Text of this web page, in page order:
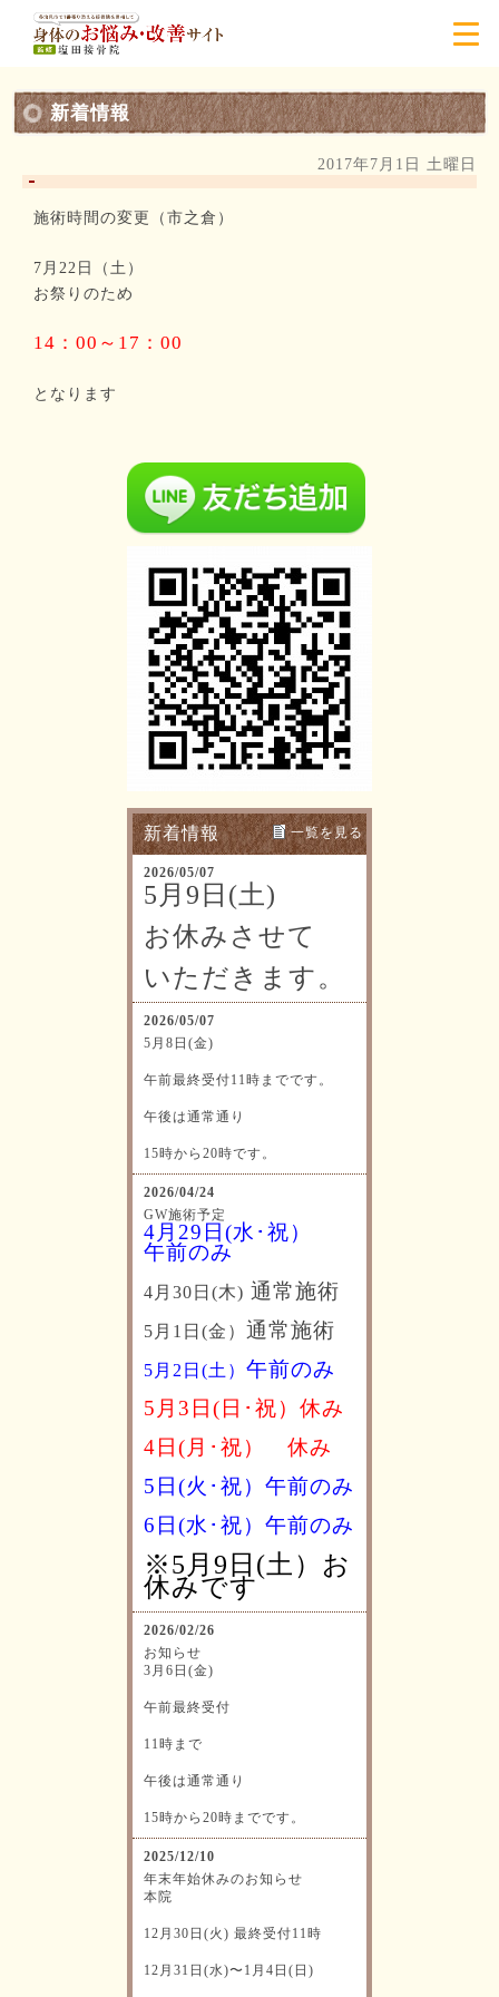
新着情報
2017年7月1日 土曜日
施術時間の変更（市之倉）
7月22日（土）
お祭りのため
14：00～17：00
となります
新着情報 一覧を見る
2026/05/07
5月9日(土)
お休みさせて
いただきます。
2026/05/07
5月8日(金)
午前最終受付11時までです。
午後は通常通り
15時から20時です。
2026/04/24
GW施術予定
4月29日(水･祝）
午前のみ
4月30日(木) 通常施術
5月1日(金） 通常施術
5月2日(土） 午前のみ
5月3日(日･祝）休み
4日(月･祝） 休み
5日(火･祝）午前のみ
6日(水･祝） 午前のみ
※5月9日(土）お
休みです
2026/02/26
お知らせ
3月6日(金)
午前最終受付
11時まで
午後は通常通り
15時から20時までです。
2025/12/10
年末年始休みのお知らせ
本院
12月30日(火) 最終受付11時
12月31日(水)〜1月4日(日)